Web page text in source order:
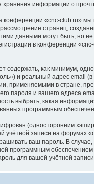
хранения информации о
конференции «cnc-club.ru»
рассмотрение страниц,
данными могут быть, но
в конференции
содержать, как минимум,
и реальный адрес email
применяемыми в стране,
пароля и вашего адреса
выбрать, какая
программным
(односторонним
учётной записи на форумах
ваш пароль. В
программным
для вашей учётной